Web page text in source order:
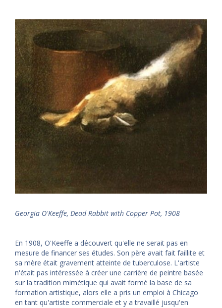
Georgia O'Keeffe, Dead Rabbit with Copper Pot, 1908
En 1908, O'Keeffe a découvert qu'elle ne serait pas en
mesure de financer ses études. Son père avait fait faillite et
sa mère était gravement atteinte de tuberculose. L'artiste
n'était pas intéressée à créer une carrière de peintre basée
sur la tradition mimétique qui avait formé la base de sa
formation artistique, alors elle a pris un emploi à Chicago
en tant qu'artiste commerciale et y a travaillé jusqu'en